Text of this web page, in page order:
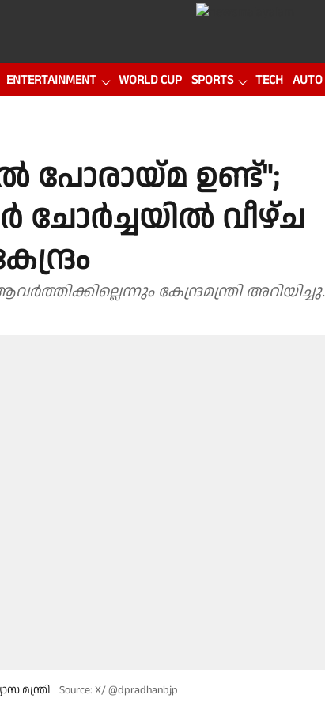
ENTERTAINMENT WORLD CUP SPORTS TECH AUTO
പോരായ്മ ഉണ്ട്";
ചോർച്ചയിൽ വീഴ്ച
കേന്ദ്രമന്ത്രി അറിയിച്ചു.
മന്ത്രി Source: X/ @dpradhanbjp